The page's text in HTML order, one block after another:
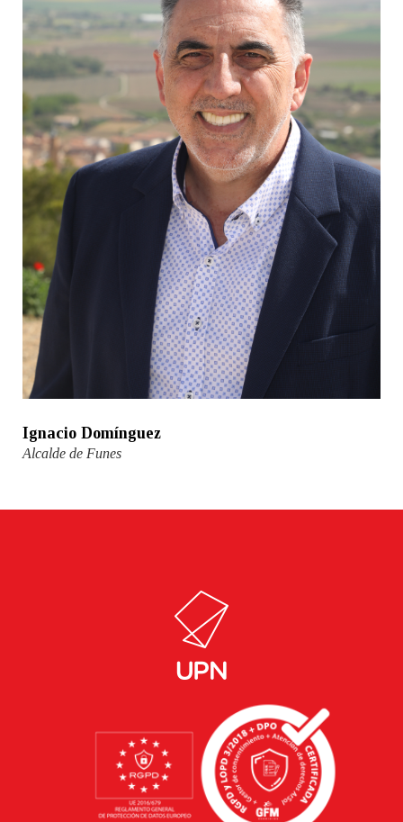
Ignacio Domínguez
Alcalde de Funes